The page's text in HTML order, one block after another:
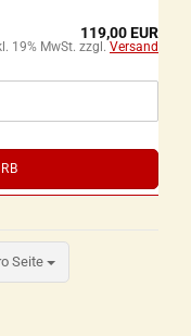
119,00 EUR
19% MwSt. zzgl. Versand
Seite